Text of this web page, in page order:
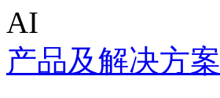
AI
产品及解决方案